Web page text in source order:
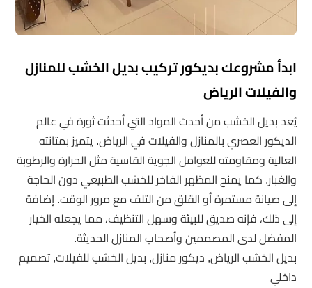
ابدأ مشروعك بديكور تركيب بديل الخشب للمنازل
والفيلات الرياض
يُعد بديل الخشب من أحدث المواد التي أحدثت ثورة في عالم
الديكور العصري بالمنازل والفيلات في الرياض. يتميز بمتانته
العالية ومقاومته للعوامل الجوية القاسية مثل الحرارة والرطوبة
والغبار. كما يمنح المظهر الفاخر للخشب الطبيعي دون الحاجة
إلى صيانة مستمرة أو القلق من التلف مع مرور الوقت. إضافة
إلى ذلك، فإنه صديق للبيئة وسهل التنظيف، مما يجعله الخيار
المفضل لدى المصممين وأصحاب المنازل الحديثة.
بديل الخشب الرياض, ديكور منازل, بديل الخشب للفيلات, تصميم
داخلي